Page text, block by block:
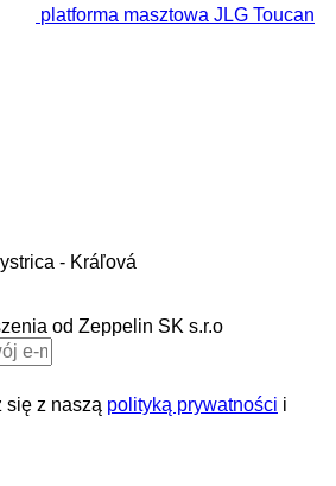
platforma masztowa JLG Toucan
- Kráľová
od Zeppelin SK s.r.o
się z naszą polityką prywatności i